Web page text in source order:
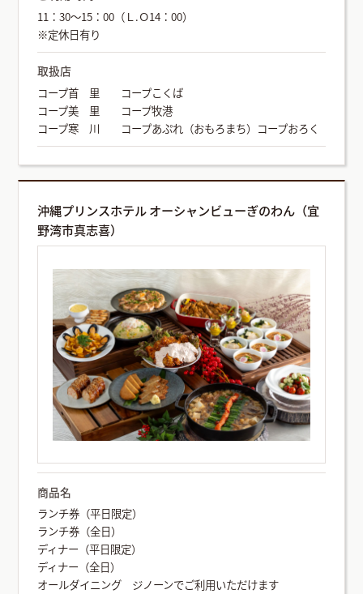
11：30～15：00（Ｌ.Ｏ14：00）
※定休日有り
取扱店
コープ首 里 コープこくば
コープ美 里 コープ牧港
コープ寒 川 コープあぷれ（おもろまち）コープおろく
沖縄プリンスホテル オーシャンビューぎのわん（宜
野湾市真志喜）
商品名
ランチ券（平日限定）
ランチ券（全日）
ディナー（平日限定）
ディナー（全日）
オールダイニング ジノーンでご利用いただけます